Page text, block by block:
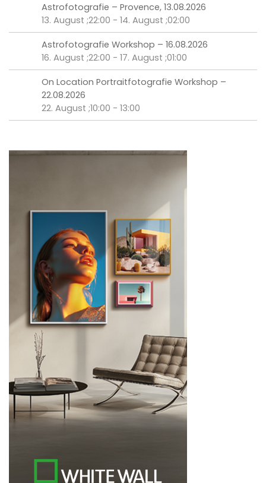
Astrofotografie – Provence, 13.08.2026
13. August ;22:00 - 14. August ;02:00
Astrofotografie Workshop – 16.08.2026
16. August ;22:00 - 17. August ;01:00
On Location Portraitfotografie Workshop –
22.08.2026
22. August ;10:00 - 13:00